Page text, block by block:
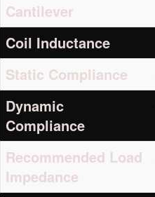
Cantilever
Coil Inductance
Static Compliance
Dynamic
Compliance
Recommended Load
Impedance